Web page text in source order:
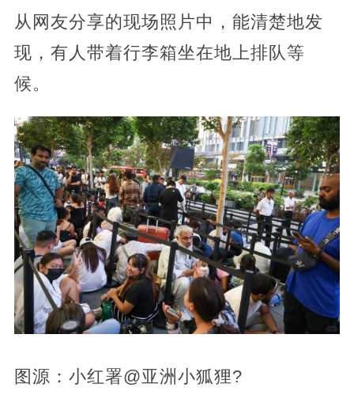
从网友分享的现场照片中，能清楚地发
现，有人带着行李箱坐在地上排队等
候。
图源：小红署@亚洲小狐狸?